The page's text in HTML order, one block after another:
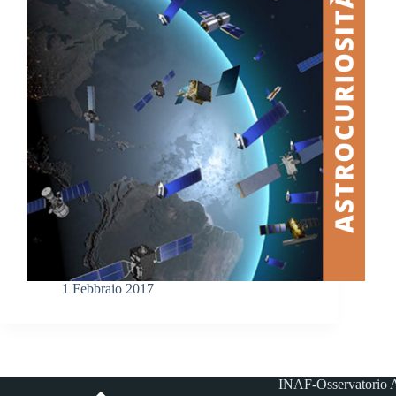
1 Febbraio 2017
INAF-Osservatorio